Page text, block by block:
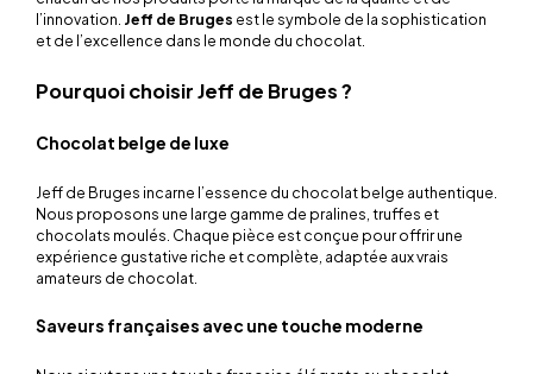
l’innovation. Jeff de Bruges est le symbole de la sophistication
et de l’excellence dans le monde du chocolat.
Pourquoi choisir Jeff de Bruges ?
Chocolat belge de luxe
Jeff de Bruges incarne l’essence du chocolat belge authentique.
Nous proposons une large gamme de pralines, truffes et
chocolats moulés. Chaque pièce est conçue pour offrir une
expérience gustative riche et complète, adaptée aux vrais
amateurs de chocolat.
Saveurs françaises avec une touche moderne